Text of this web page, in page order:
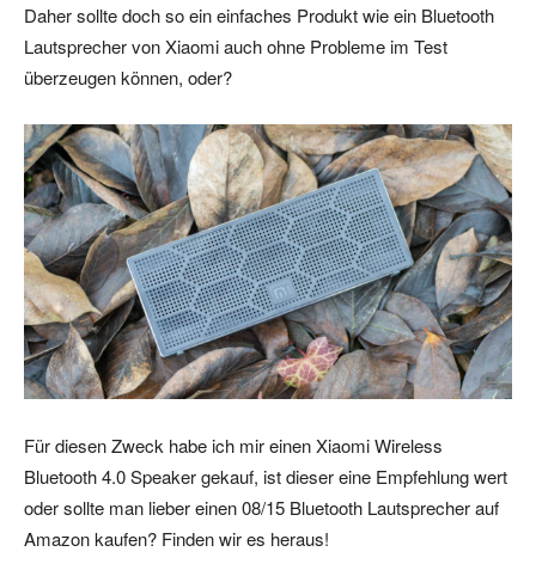
Daher sollte doch so ein einfaches Produkt wie ein Bluetooth
Lautsprecher von Xiaomi auch ohne Probleme im Test
überzeugen können, oder?
Für diesen Zweck habe ich mir einen Xiaomi Wireless
Bluetooth 4.0 Speaker gekauf, ist dieser eine Empfehlung wert
oder sollte man lieber einen 08/15 Bluetooth Lautsprecher auf
Amazon kaufen? Finden wir es heraus!